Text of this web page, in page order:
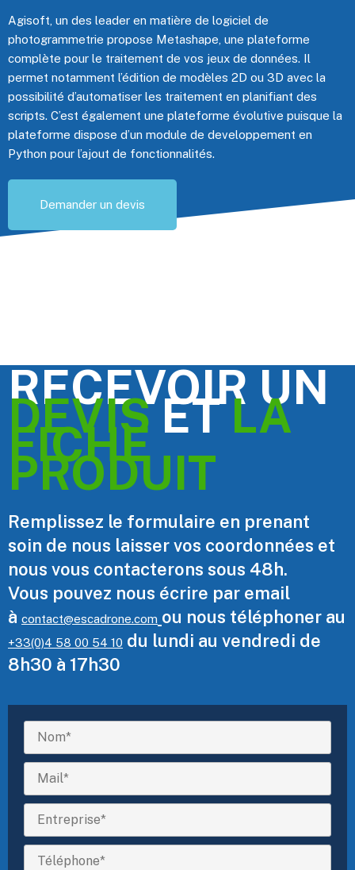
Agisoft, un des leader en matière de logiciel de
photogrammetrie propose Metashape, une plateforme
complète pour le traitement de vos jeux de données. Il
permet notamment l’édition de modèles 2D ou 3D avec la
possibilité d’automatiser les traitement en planifiant des
scripts. C’est également une plateforme évolutive puisque la
plateforme dispose d’un module de developpement en
Python pour l’ajout de fonctionnalités.
Demander un devis
RECEVOIR UN
DEVISETLA
FICHE
PRODUIT
Remplissez le formulaire en prenant
soin de nous laisser vos coordonnées et
nous vous contacterons sous 48h.
Vous pouvez nous écrire par email
à contact@escadrone.com ou nous téléphoner au
+33(0)4 58 00 54 10 du lundi au vendredi de
8h30 à 17h30